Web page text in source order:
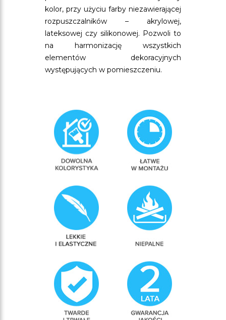
kolor, przy użyciu farby niezawierającej
rozpuszczalników – akrylowej,
lateksowej czy silikonowej. Pozwoli to
na harmonizację wszystkich
elementów dekoracyjnych
występujących w pomieszczeniu.